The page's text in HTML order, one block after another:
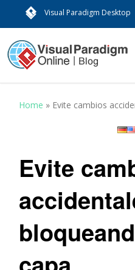
Visual Paradigm Desktop
Home » Evite cambios
Evite